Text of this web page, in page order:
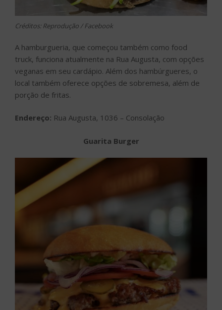
Créditos: Reprodução / Facebook
A hamburgueria, que começou também como food
truck, funciona atualmente na Rua Augusta, com opções
veganas em seu cardápio. Além dos hambúrgueres, o
local também oferece opções de sobremesa, além de
porção de fritas.
Endereço: Rua Augusta, 1036 – Consolação
Guarita Burger